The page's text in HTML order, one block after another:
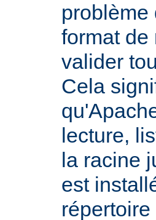
problème
format de
valider
Cela
lecture,
la racine
est